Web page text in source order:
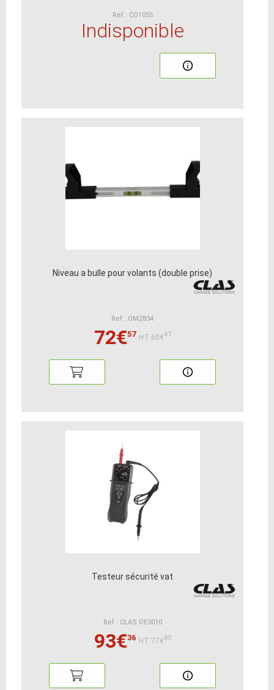
Ref : CO1055
Indisponible
Niveau a bulle pour volants (double prise)
Ref : OM2834
72€57 HT:60€47
Testeur sécurité vat
Ref : CLAS OE3010
93€36 HT:77€80